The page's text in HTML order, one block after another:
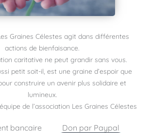
Graines Célestes agit dans différentes
actions de bienfaisance.
caritative ne peut grandir sans vous.
petit soit-il, est une graine d’espoir que
construire un avenir plus solidaire et
lumineux.
de l’association Les Graines Célestes
bancaire Don par Paypal